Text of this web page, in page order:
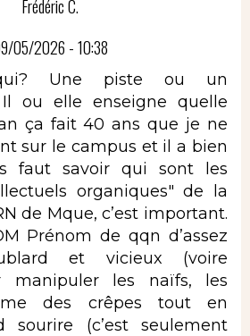
Frédéric C.
05/2026 - 10:38
qui? Une piste ou un
ou elle enseigne quelle
ça fait 40 ans que je ne
sur le campus et il a bien
faut savoir qui sont les
organiques" de la
de Mque, c’est important.
Prénom de qqn d’assez
et vicieux (voire
manipuler les naïfs, les
des crêpes tout en
(c’est seulement